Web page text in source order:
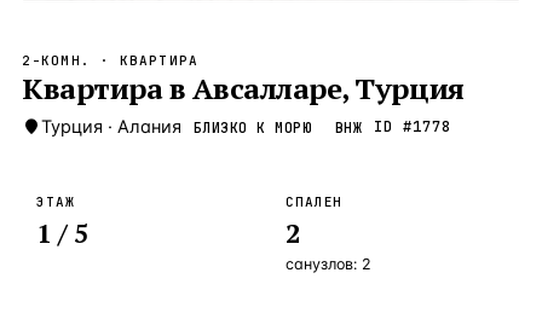
Новороссийск — Локация
Стамбул —Локация Турция · 2
ЧАСТО ИЩУТ
2-КОМН. · КВАРТИРА
Квартира в Авсалларе, Турция
Турция · Алания БЛИЗКО К МОРЮ ВНЖ ID #1778
ЭТАЖ
1 / 5
СПАЛЕН
2
санузлов: 2